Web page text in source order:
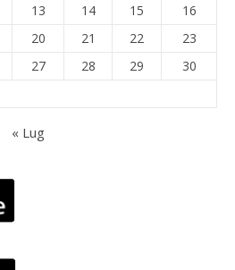
13 14 15
16
20 21 22
23
27 28 29
30
« Lug